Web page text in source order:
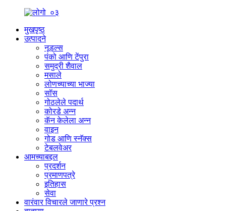
मुखपृष्ठ
उत्पादने
नूडल्स
पंको आणि टेंपुरा
समुद्री शैवाल
मसाले
लोणच्याच्या भाज्या
सॉस
गोठलेले पदार्थ
कोरडे अन्न
कॅन केलेला अन्न
वाइन
गोड आणि स्नॅक्स
टेबलवेअर
आमच्याबद्दल
प्रदर्शन
प्रमाणपत्रे
इतिहास
सेवा
वारंवार विचारले जाणारे प्रश्न